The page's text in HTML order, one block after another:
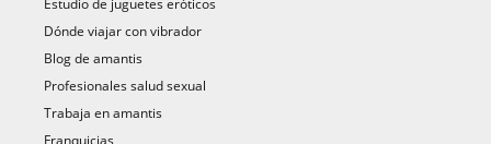
Estudio de juguetes eróticos
Dónde viajar con vibrador
Blog de amantis
Profesionales salud sexual
Trabaja en amantis
Franquicias